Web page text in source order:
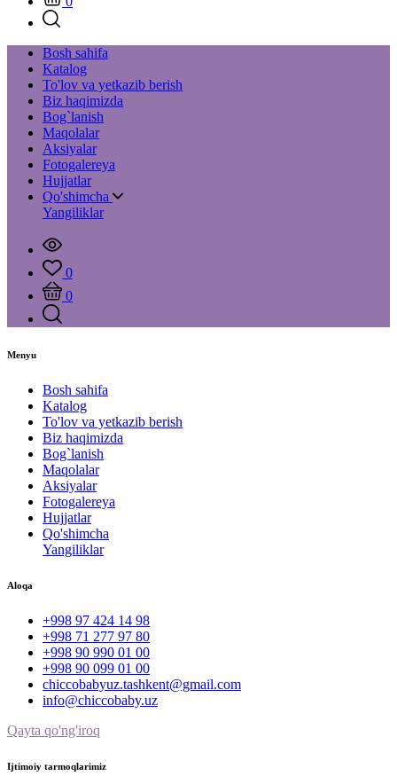
Bosh sahifa
Katalog
To'lov va yetkazib berish
Biz haqimizda
Bog`lanish
Maqolalar
Aksiyalar
Fotogalereya
Hujjatlar
Qo'shimcha
Yangiliklar
0
0
Menyu
Bosh sahifa
Katalog
To'lov va yetkazib berish
Biz haqimizda
Bog`lanish
Maqolalar
Aksiyalar
Fotogalereya
Hujjatlar
Qo'shimcha
Yangiliklar
Aloqa
+998 97 424 14 98
+998 71 277 97 80
+998 90 990 01 00
+998 90 099 01 00
chiccobabyuz.tashkent@gmail.com
info@chiccobaby.uz
Qayta qo'ng'iroq
Ijtimoiy tarmoqlarimiz